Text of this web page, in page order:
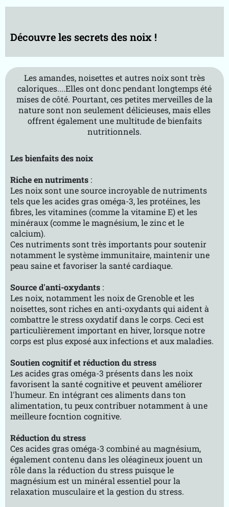
Découvre les secrets des noix !
Les amandes, noisettes et autres noix sont très
caloriques....Elles ont donc pendant longtemps été
mises de côté. Pourtant, ces petites merveilles de la
nature sont non seulement délicieuses, mais elles
offrent également une multitude de bienfaits
nutritionnels.
Les bienfaits des noix
Riche en nutriments :
Les noix sont une source incroyable de nutriments
tels que les acides gras oméga-3, les protéines, les
fibres, les vitamines (comme la vitamine E) et les
minéraux (comme le magnésium, le zinc et le
calcium).
Ces nutriments sont très importants pour soutenir
notamment le système immunitaire, maintenir une
peau saine et favoriser la santé cardiaque.
Source d'anti-oxydants :
Les noix, notamment les noix de Grenoble et les
noisettes, sont riches en anti-oxydants qui aident à
combattre le stress oxydatif dans le corps. Ceci est
particulièrement important en hiver, lorsque notre
corps est plus exposé aux infections et aux maladies.
Soutien cognitif et réduction du stress
Les acides gras oméga-3 présents dans les noix
favorisent la santé cognitive et peuvent améliorer
l'humeur. En intégrant ces aliments dans ton
alimentation, tu peux contribuer notamment à une
meilleure focntion cognitive.
Réduction du stress
Ces acides gras oméga-3 combiné au magnésium,
également contenu dans les oléagineux jouent un
rôle dans la réduction du stress puisque le
magnésium est un minéral essentiel pour la
relaxation musculaire et la gestion du stress.